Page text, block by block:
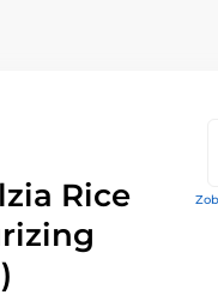
Rice